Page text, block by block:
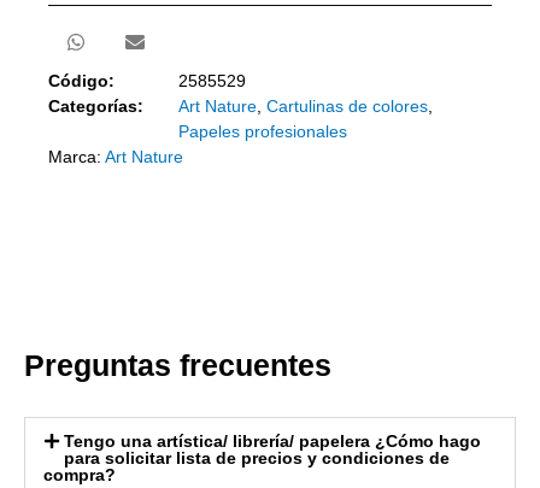
Código:
2585529
Categorías:
Art Nature Cartulinas de colores
Papeles profesionales
Marca: Art Nature
Preguntas frecuentes
Tengo una artística/ librería/ papelera ¿Cómo hago
para solicitar lista de precios y condiciones de
compra?